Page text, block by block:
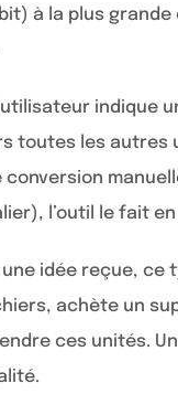
à la plus
indique
toutes les
conversion
l’outil le fait
idée reçue, ce
achète un
ces unités.